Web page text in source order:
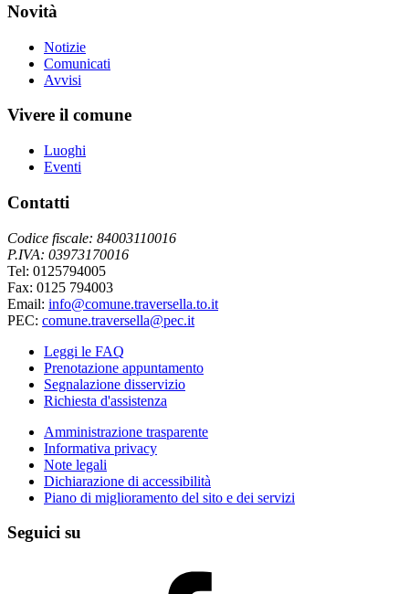
Novità
Notizie
Comunicati
Avvisi
Vivere il comune
Luoghi
Eventi
Contatti
Codice fiscale: 84003110016
P.IVA: 03973170016
Tel: 0125794005
Fax: 0125 794003
Email: info@comune.traversella.to.it
PEC: comune.traversella@pec.it
Leggi le FAQ
Prenotazione appuntamento
Segnalazione disservizio
Richiesta d'assistenza
Amministrazione trasparente
Informativa privacy
Note legali
Dichiarazione di accessibilità
Piano di miglioramento del sito e dei servizi
Seguici su